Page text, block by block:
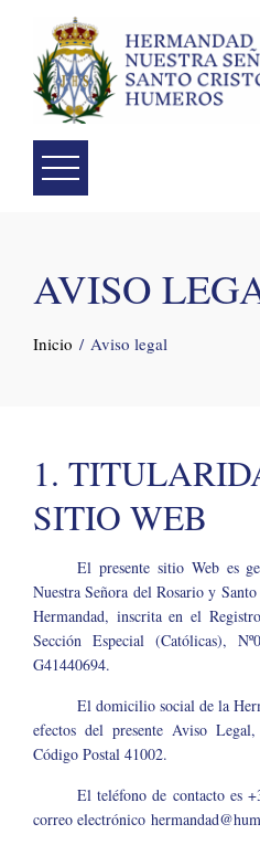
content
AVISO
Inicio Aviso legal
1.
SITIO WEB
El presente sitio Web es
Nuestra Señora del Rosario y
Hermandad, inscrita en el
Sección Especial (Católicas),
G41440694.
El domicilio social de la
efectos del presente Aviso
Código Postal 41002.
El teléfono de contacto es
correo electrónico